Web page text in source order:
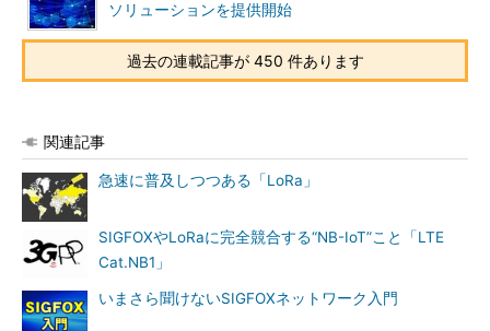
ソリューションを提供開始
過去の連載記事が 450 件あります
関連記事
急速に普及しつつある「LoRa」
SIGFOXやLoRaに完全競合する“NB-IoT”こと「LTE
Cat.NB1」
いまさら聞けないSIGFOXネットワーク入門